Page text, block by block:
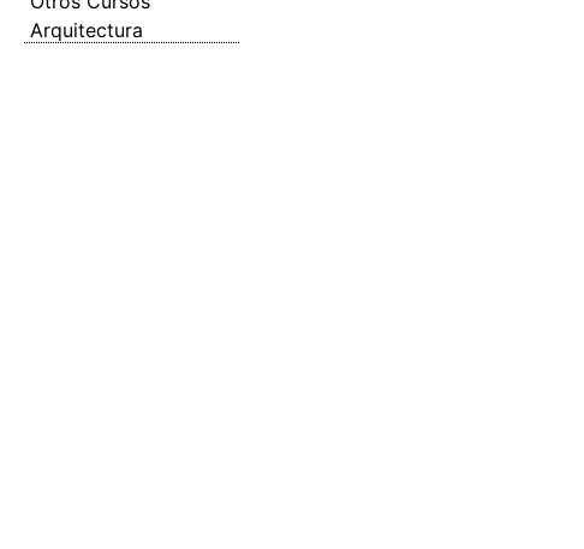
Arquitectura